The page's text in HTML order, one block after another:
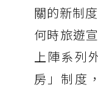
關的新制
何時旅遊
上陣系列
房」制度